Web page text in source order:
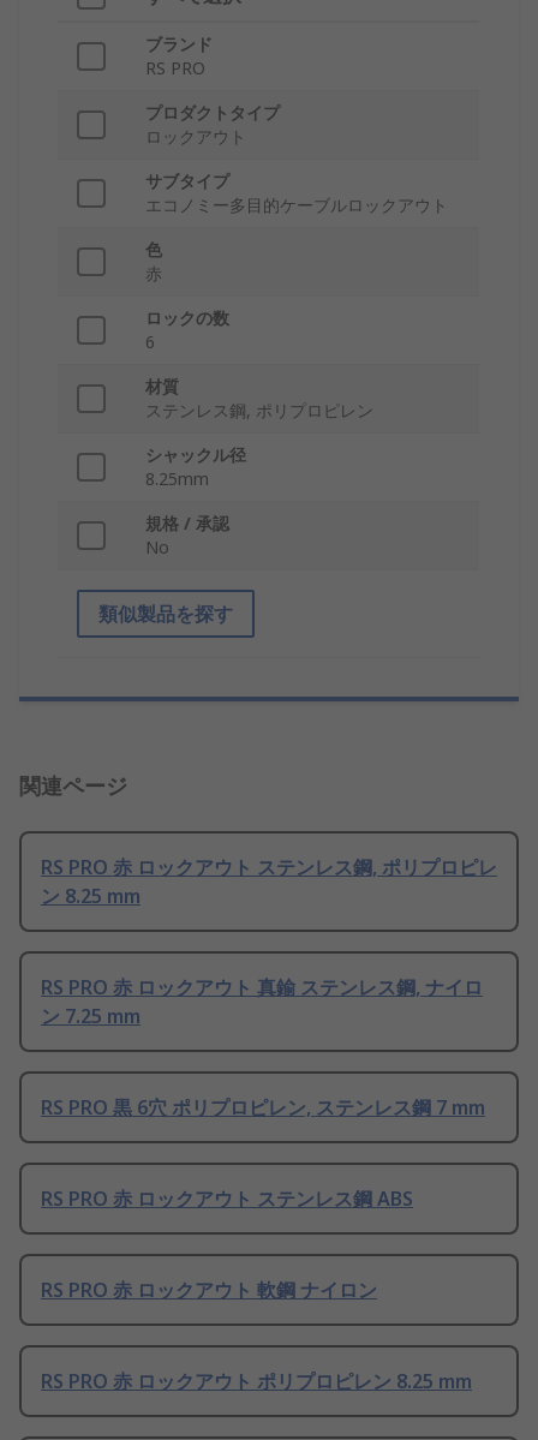
ブランド
RS PRO
プロダクトタイプ
ロックアウト
サブタイプ
エコノミー多目的ケーブルロックアウト
色
赤
ロックの数
6
材質
ステンレス鋼, ポリプロピレン
シャックル径
8.25mm
規格 / 承認
No
類似製品を探す
関連ページ
RS PRO 赤 ロックアウト ステンレス鋼, ポリプロピレ
ン 8.25 mm
RS PRO 赤 ロックアウト 真鍮 ステンレス鋼, ナイロ
ン 7.25 mm
RS PRO 黒 6穴 ポリプロピレン, ステンレス鋼 7 mm
RS PRO 赤 ロックアウト ステンレス鋼 ABS
RS PRO 赤 ロックアウト 軟鋼 ナイロン
RS PRO 赤 ロックアウト ポリプロピレン 8.25 mm